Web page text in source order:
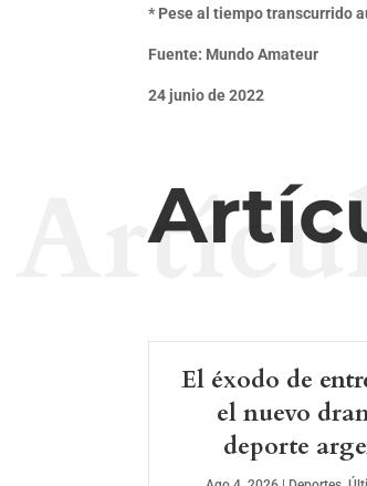
* Pese al tiempo transcurrido
Fuente: Mundo Amateur
24 junio de 2022
El éxodo de
el nuevo
deporte